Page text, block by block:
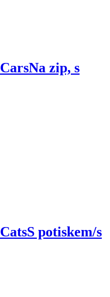
Na zip, s
S potiskem/s